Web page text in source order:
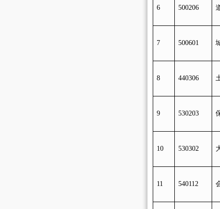
6 500206
7 500601
8 440306
9 530203
10 530302
11 540112